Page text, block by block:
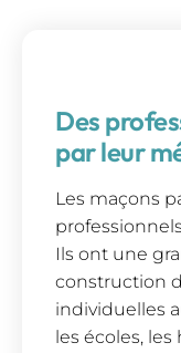
Des
par leur
Les maçons
Ils ont une
construction
individuelles
les écoles,